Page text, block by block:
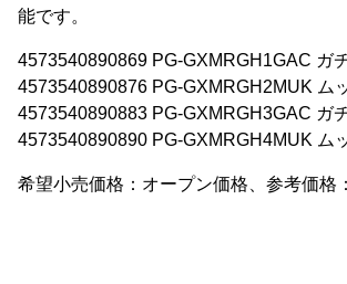
能です。
4573540890869 PG-GXMRGH1GAC ガ
4573540890876 PG-GXMRGH2MUK ム
4573540890883 PG-GXMRGH3GAC ガ
4573540890890 PG-GXMRGH4MUK ム
希望小売価格：オープン価格、参考価格